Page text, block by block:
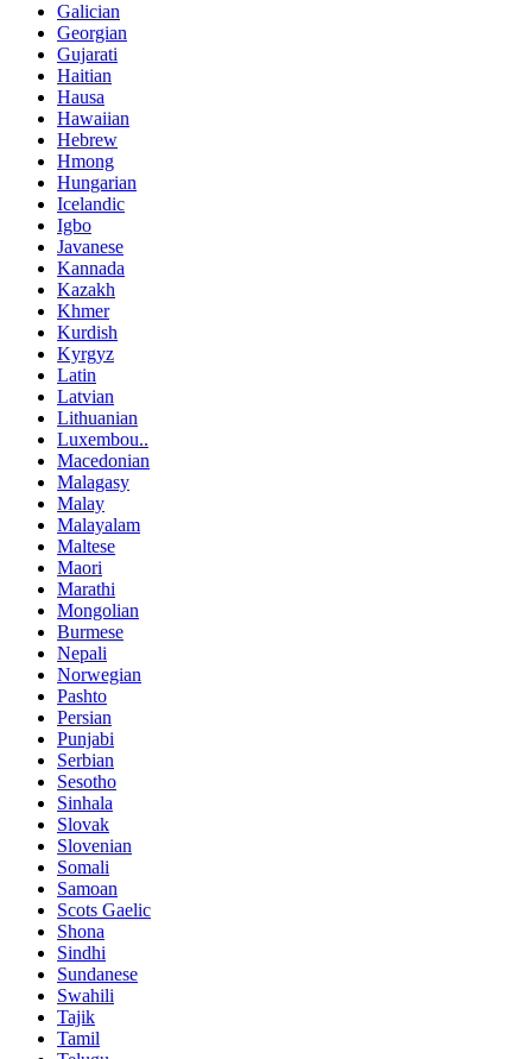
Galician
Georgian
Gujarati
Haitian
Hausa
Hawaiian
Hebrew
Hmong
Hungarian
Icelandic
Igbo
Javanese
Kannada
Kazakh
Khmer
Kurdish
Kyrgyz
Latin
Latvian
Lithuanian
Luxembou..
Macedonian
Malagasy
Malay
Malayalam
Maltese
Maori
Marathi
Mongolian
Burmese
Nepali
Norwegian
Pashto
Persian
Punjabi
Serbian
Sesotho
Sinhala
Slovak
Slovenian
Somali
Samoan
Scots Gaelic
Shona
Sindhi
Sundanese
Swahili
Tajik
Tamil